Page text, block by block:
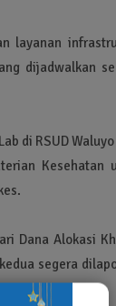
layanan
dijadwalkan
di RSUD
Kesehatan
Dana Alokasi
segera